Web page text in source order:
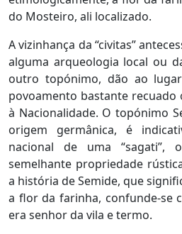
do Mosteiro, ali localizado.
A vizinhança da “civitas”
alguma arqueologia local ou
outro topónimo, dão ao
povoamento bastante
à Nacionalidade. O topónimo
origem germânica, é
nacional de uma
semelhante propriedade
a história de Semide, que
a flor da farinha, confunde-se
era senhor da vila e termo.